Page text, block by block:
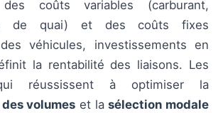
des coûts variables (carburant,
de quai) et des coûts fixes
véhicules, investissements en
la rentabilité des liaisons. Les
réussissent à optimiser la
volumes et lasélection modale